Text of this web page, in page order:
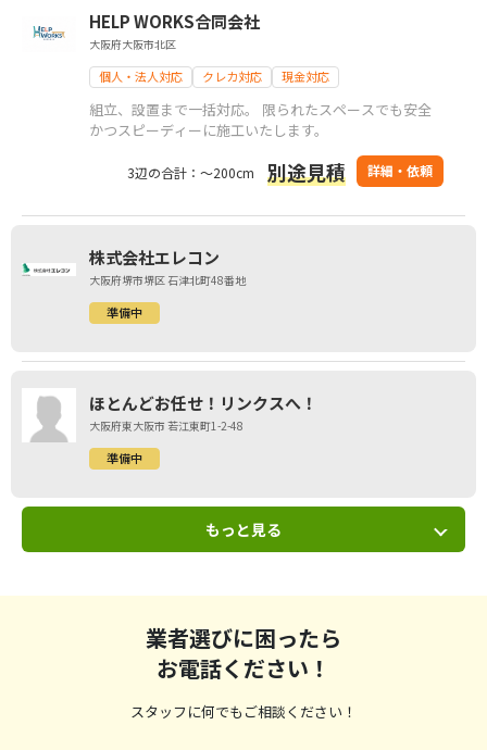
HELP WORKS合同会社
大阪府大阪市北区
個人・法人対応 クレカ対応 現金対応
組立、設置まで一括対応。 限られたスペースでも安全
かつスピーディーに施工いたします。
3辺の合計：～200cm 別途見積 詳細・依頼
株式会社エレコン
大阪府堺市堺区 石津北町48番地
準備中
ほとんどお任せ！リンクスへ！
大阪府東大阪市 若江東町1-2-48
準備中
もっと見る
業者選びに困ったら
お電話ください！
スタッフに何でもご相談ください！